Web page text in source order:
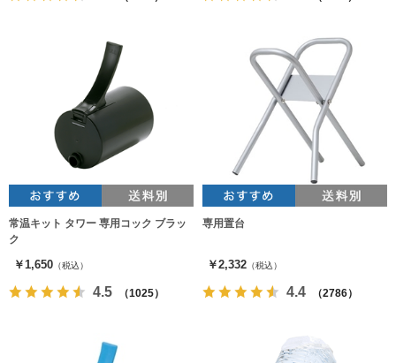
常温キット タワー 専用コック ブラッ
ク
￥1,650 （税込）
4.5 （1025）
専用置台
￥2,332 （税込）
4.4 （2786）